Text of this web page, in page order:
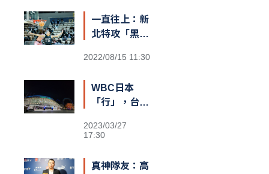
一直往上：新
北特攻「黑
咬定T1新球
2022/08/15 11:30
WBC日本
「行」，台灣
2023/03/27
17:30
真神隊友：高